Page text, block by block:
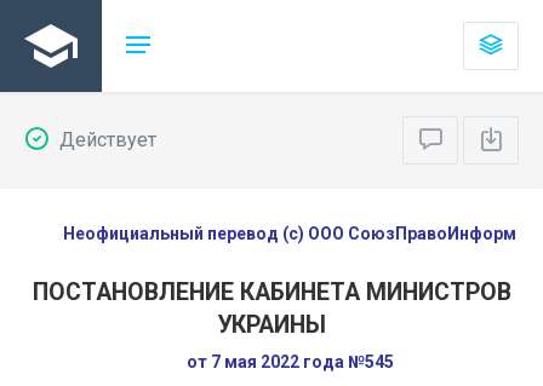
Действует
Неофициальный перевод (с) ООО СоюзПравоИнформ
ПОСТАНОВЛЕНИЕ КАБИНЕТА МИНИСТРОВ
УКРАИНЫ
от 7 мая 2022 года №545